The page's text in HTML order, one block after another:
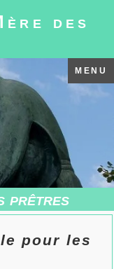
des
MENU
prêtres
pour les